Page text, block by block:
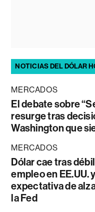
NOTICIAS DEL DÓLAR
MERCADOS
El debate sobre
resurge tras
Washington que
MERCADOS
Dólar cae tras
empleo en EE.UU.
expectativa de
la Fed